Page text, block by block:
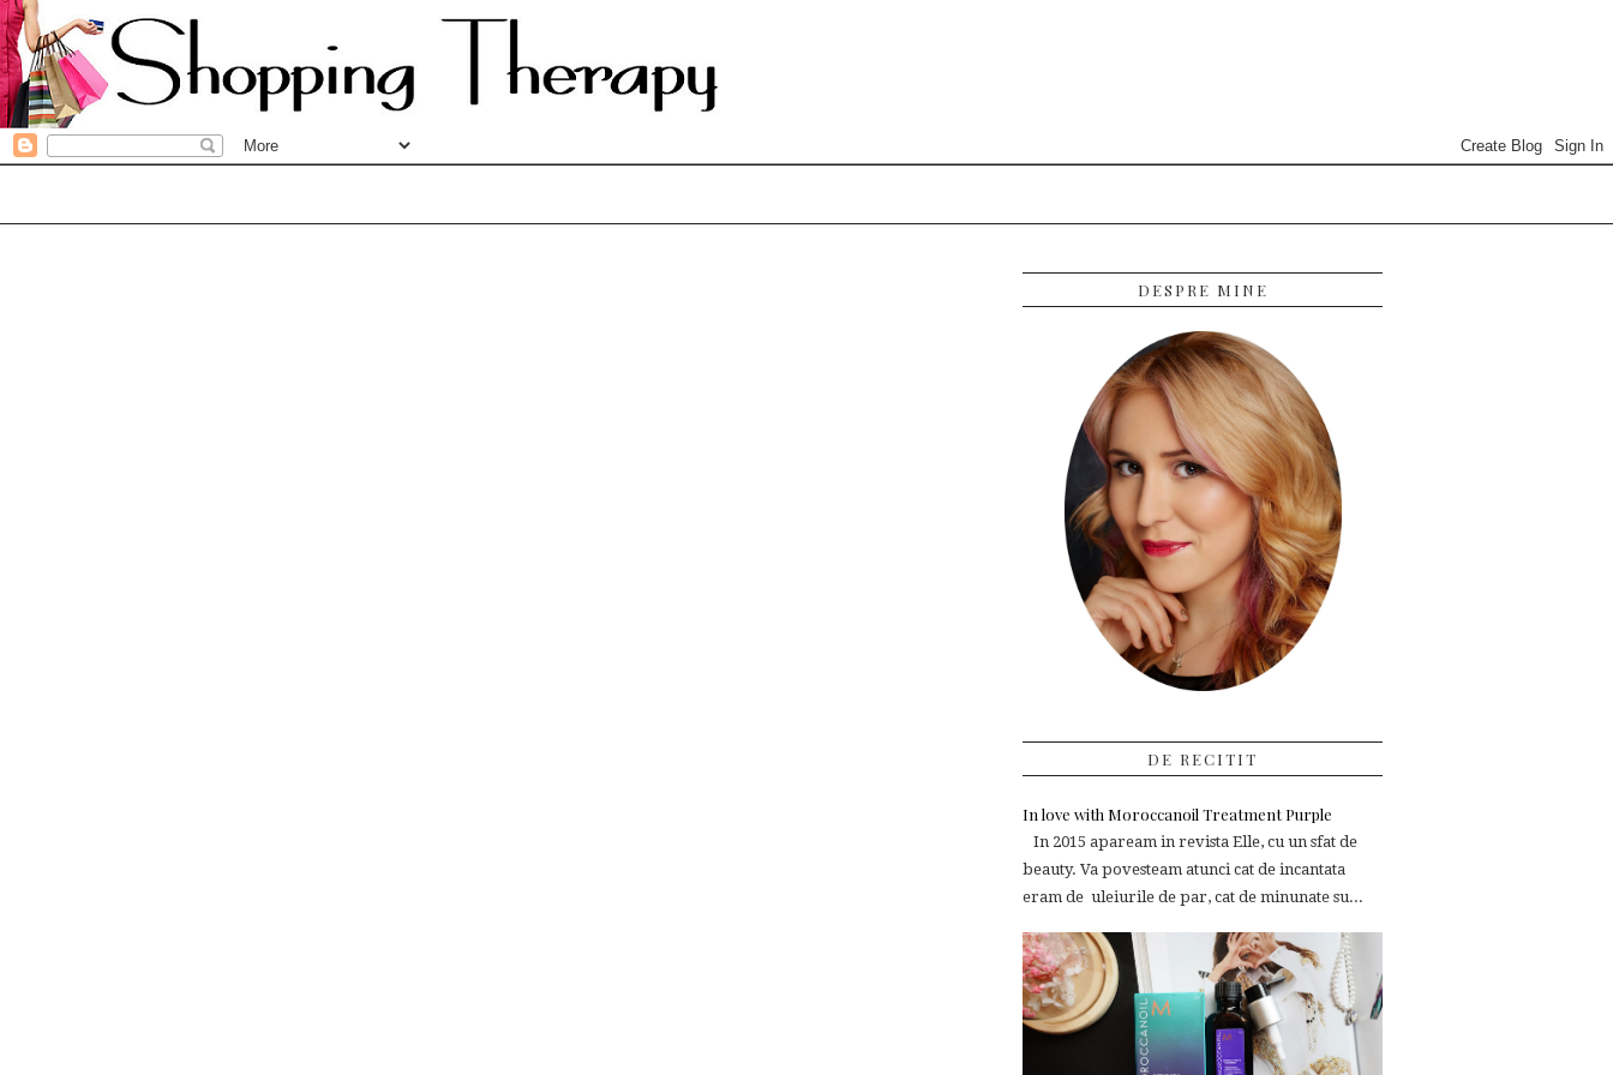
DESPRE MINE
DE RECITIT
In love with Moroccanoil Treatment Purple
In 2015 apaream in revista Elle, cu un sfat de
beauty. Va povesteam atunci cat de incantata
eram de uleiurile de par, cat de minunate su...